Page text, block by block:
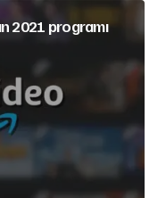
2021 programı